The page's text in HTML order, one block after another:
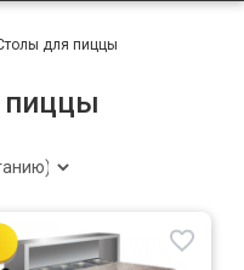
для пиццы